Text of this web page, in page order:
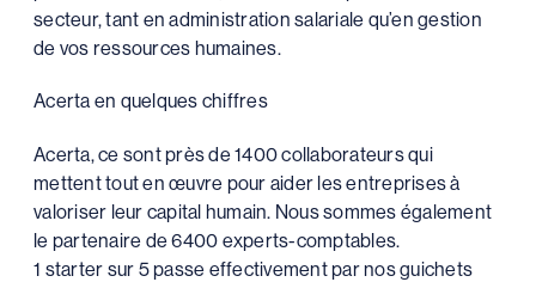
secteur, tant en administration salariale qu’en gestion
de vos ressources humaines.
Acerta en quelques chiffres
Acerta, ce sont près de 1400 collaborateurs qui
mettent tout en œuvre pour aider les entreprises à
valoriser leur capital humain. Nous sommes également
le partenaire de 6400 experts-comptables.
1 starter sur 5 passe effectivement par nos guichets